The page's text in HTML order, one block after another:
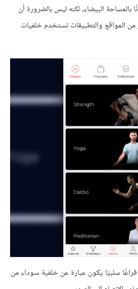
بالمساحة البيضاء، لكنه ليس بالضرورة أن
من المواقع والتطبيقات تستخدم خلفيات
يستخدِم تطبيق Peloton فراغًا سلبيًا يكون عبارة عن خلفية سوداء من